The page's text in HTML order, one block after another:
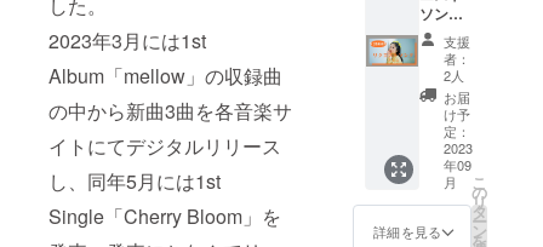
した。
2023年3月には1st
Album「mellow」の収録曲
の中から新曲3曲を各音楽サ
イトにてデジタルリリース
し、同年5月には1st
Single「Cherry Bloom」を
切負い
かねま
すので
予めご
了承下
さい。
・酒
類、危
険物等
を持込
むこと
はでき
たはご
退場頂
く場合
がござ
いま
す。ま
た開演
中のご
入場に
ついて
は、制
限させ
像参
照・サ
イズ：
タテ21
ミリ×ヨ
コ208ミ
リ・素
材：ポ
リ塩化
ビニー
色：ク
におけ
る応援
プラン
です。
Acherie
が通学
する音
楽教室
「One
Music
Salon」
で限定
をお送
りしま
す。
（メー
ルにて
データ
で送
信） ※
内容は1
人1人異
なりま
す。皆
ソング
プラ
ン】 リ
ターン
内容：
①Ache
rieから
個別の
リクエ
ストソ
ング(カ
バーor
支援
者：
2人
お届
け予
定：
2023
年09
月
詳細を見る
こ
の
リ
タ
ー
ン
を